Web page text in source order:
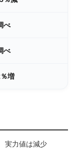
べ
べ
増
力値は減少